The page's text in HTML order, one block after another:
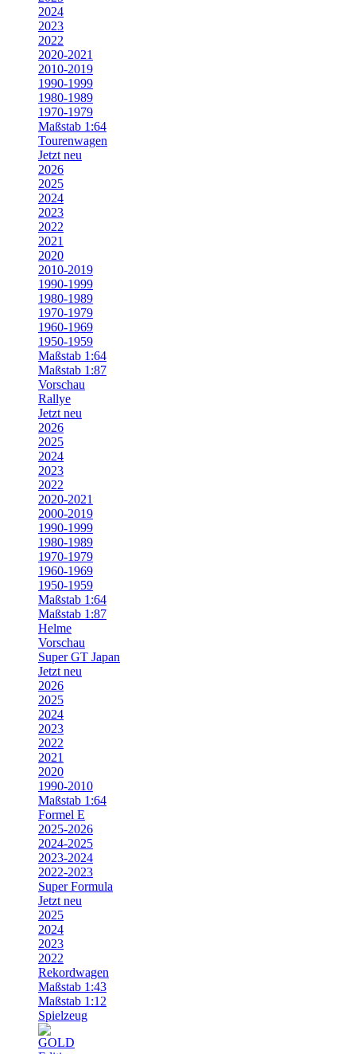
2024
2023
2022
2020-2021
2010-2019
1990-1999
1980-1989
1970-1979
Maßstab 1:64
Tourenwagen
Jetzt neu
2026
2025
2024
2023
2022
2021
2020
2010-2019
1990-1999
1980-1989
1970-1979
1960-1969
1950-1959
Maßstab 1:64
Maßstab 1:87
Vorschau
Rallye
Jetzt neu
2026
2025
2024
2023
2022
2020-2021
2000-2019
1990-1999
1980-1989
1970-1979
1960-1969
1950-1959
Maßstab 1:64
Maßstab 1:87
Helme
Vorschau
Super GT Japan
Jetzt neu
2026
2025
2024
2023
2022
2021
2020
1990-2010
Maßstab 1:64
Formel E
2025-2026
2024-2025
2023-2024
2022-2023
Super Formula
Jetzt neu
2025
2024
2023
2022
Rekordwagen
Maßstab 1:43
Maßstab 1:12
Spielzeug